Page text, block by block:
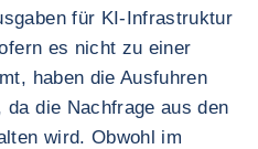
für KI-Infrastruktur
es nicht zu einer
haben die Ausfuhren
die Nachfrage aus den
wird. Obwohl im